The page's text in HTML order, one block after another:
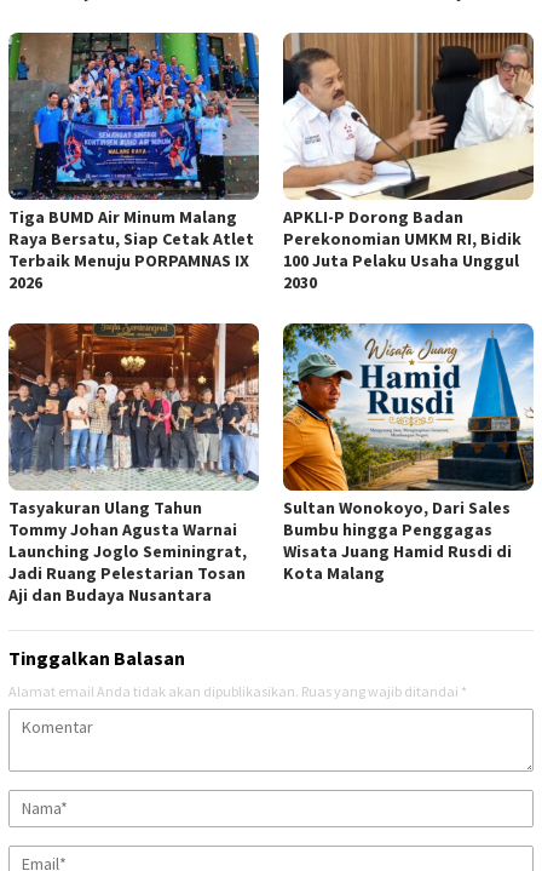
Tiga BUMD Air Minum Malang
Raya Bersatu, Siap Cetak Atlet
Terbaik Menuju PORPAMNAS IX
2026
APKLI-P Dorong Badan
Perekonomian UMKM RI, Bidik
100 Juta Pelaku Usaha Unggul
2030
Tasyakuran Ulang Tahun
Tommy Johan Agusta Warnai
Launching Joglo Seminingrat,
Jadi Ruang Pelestarian Tosan
Aji dan Budaya Nusantara
Sultan Wonokoyo, Dari Sales
Bumbu hingga Penggagas
Wisata Juang Hamid Rusdi di
Kota Malang
Tinggalkan Balasan
Alamat email Anda tidak akan dipublikasikan. Ruas yang wajib ditandai *